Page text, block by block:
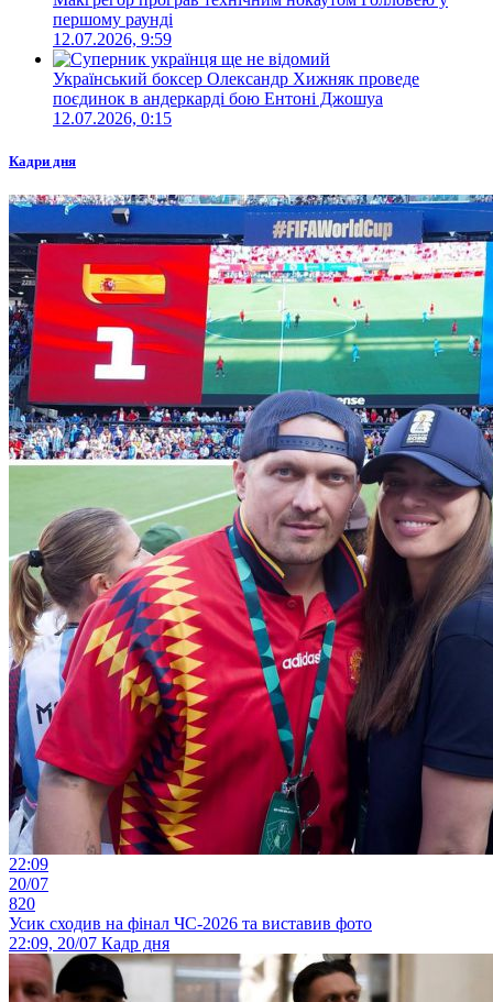
першому раунді
12.07.2026, 9:59
Український боксер Олександр Хижняк проведе
поєдинок в андеркарді бою Ентоні Джошуа
12.07.2026, 0:15
Кадри дня
22:09
20/07
820
Усик сходив на фінал ЧС-2026 та виставив фото
22:09, 20/07 Кадр дня